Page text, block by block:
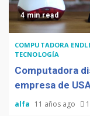
4 min read
COMPUTADORA
TECNOLOGÍA
Computadora
empresa de
alfa 11 años ago